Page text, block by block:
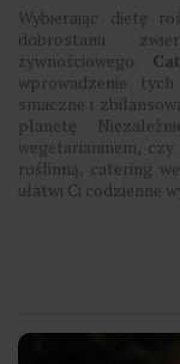
Wybierając dietę
dobrostanu
żywnościowego.
wprowadzenie
smaczne i
planetę.
wegetarianinem,
roślinną, catering
ułatwi Ci codzienne